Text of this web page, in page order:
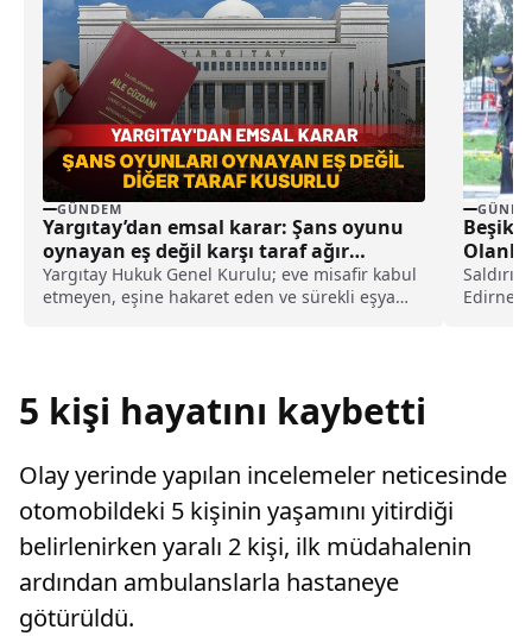
GÜNDEM
Yargıtay’dan emsal karar: Şans oyunu
oynayan eş değil karşı taraf ağır
kusurlu sayıldı
Yargıtay Hukuk Genel Kurulu; eve misafir kabul
etmeyen, eşine hakaret eden ve sürekli eşya
5 kişi hayatını kaybetti
Olay yerinde yapılan incelemeler neticesinde
otomobildeki 5 kişinin yaşamını yitirdiği
belirlenirken yaralı 2 kişi, ilk müdahalenin
ardından ambulanslarla hastaneye
götürüldü.